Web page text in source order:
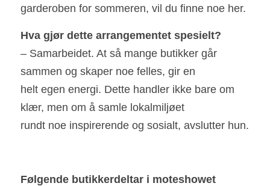
garderoben for sommeren, vil du finne noe her.
Hva gjør dette arrangementet spesielt?
– Samarbeidet. At så mange butikker går
sammen og skaper noe felles, gir en
helt egen energi. Dette handler ikke bare om
klær, men om å samle lokalmiljøet
rundt noe inspirerende og sosialt, avslutter hun.
Følgende butikkerdeltar i moteshowet